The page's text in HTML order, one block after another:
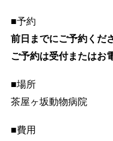
■予約
前日までにご予約くだ
ご予約は受付またはお
■場所
茶屋ヶ坂動物病院
■費用